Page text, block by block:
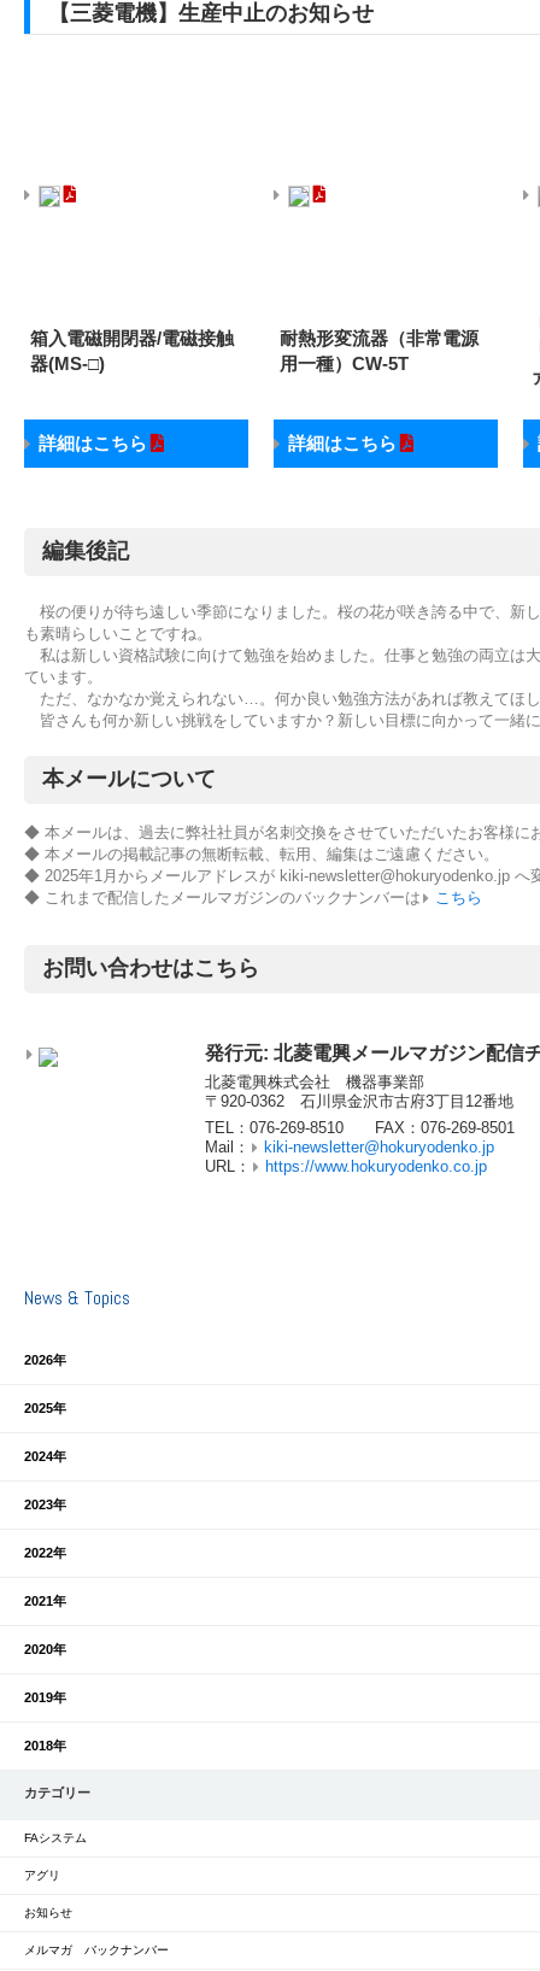
【三菱電機】生産中止のお知らせ
箱入電磁開閉器/電磁接触
器(MS-□)
耐熱形変流器（非常電源
用一種）CW-5T
詳細はこちら 詳細はこちら
編集後記
桜の便りが待ち遠しい季節になりました。桜の花が咲き誇る中で、新
も素晴らしいことですね。
私は新しい資格試験に向けて勉強を始めました。仕事と勉強の両立は
ています。
ただ、なかなか覚えられない…。何か良い勉強方法があれば教えてほ
皆さんも何か新しい挑戦をしていますか？新しい目標に向かって一緒
本メールについて
◆ 本メールは、過去に弊社社員が名刺交換をさせていただいたお客様に
◆ 本メールの掲載記事の無断転載、転用、編集はご遠慮ください。
◆ 2025年1月からメールアドレスが kiki-newsletter@hokuryodenko.jp へ
◆ これまで配信したメールマガジンのバックナンバーは
こちら
お問い合わせはこちら
発行元: 北菱電興メールマガジン配信
北菱電興株式会社 機器事業部
〒920-0362 石川県金沢市古府3丁目12番地
TEL：076-269-8510 FAX：076-269-8501
Mail：
kiki-newsletter@hokuryodenko.jp
URL：
https://www.hokuryodenko.co.jp
News & Topics
2026年
2025年
2024年
2023年
2022年
2021年
2020年
2019年
2018年
カテゴリー
FAシステム
アグリ
お知らせ
メルマガ バックナンバー